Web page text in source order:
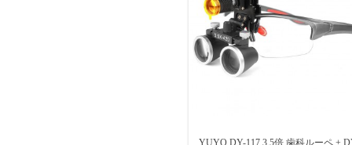
YUYO DY-117 3.5倍 歯科ルーペ +